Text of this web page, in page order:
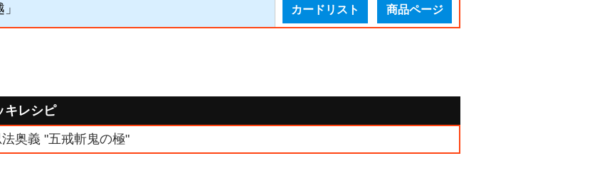
カードリスト 商品ページ
キレシピ
法奥義 "五戒斬鬼の極"